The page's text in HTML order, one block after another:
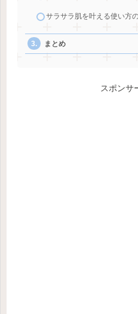
サラサラ肌を叶える使い方
まとめ
スポンサ